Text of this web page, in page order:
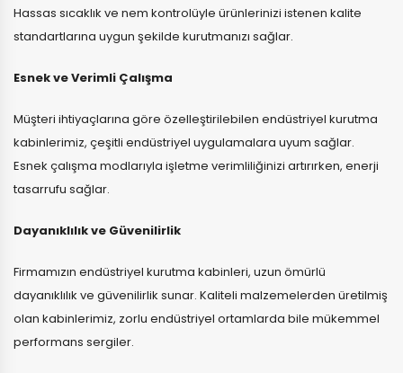
Hassas sıcaklık ve nem kontrolüyle ürünlerinizi istenen kalite
standartlarına uygun şekilde kurutmanızı sağlar.
Esnek ve Verimli Çalışma
Müşteri ihtiyaçlarına göre özelleştirilebilen endüstriyel kurutma
kabinlerimiz, çeşitli endüstriyel uygulamalara uyum sağlar.
Esnek çalışma modlarıyla işletme verimliliğinizi artırırken, enerji
tasarrufu sağlar.
Dayanıklılık ve Güvenilirlik
Firmamızın endüstriyel kurutma kabinleri, uzun ömürlü
dayanıklılık ve güvenilirlik sunar. Kaliteli malzemelerden üretilmiş
olan kabinlerimiz, zorlu endüstriyel ortamlarda bile mükemmel
performans sergiler.